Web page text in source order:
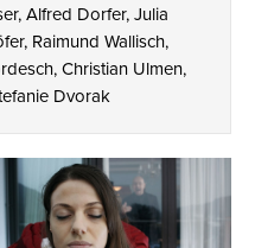
Alfred Dorfer, Julia
Raimund Wallisch,
Christian Ulmen,
Dvorak